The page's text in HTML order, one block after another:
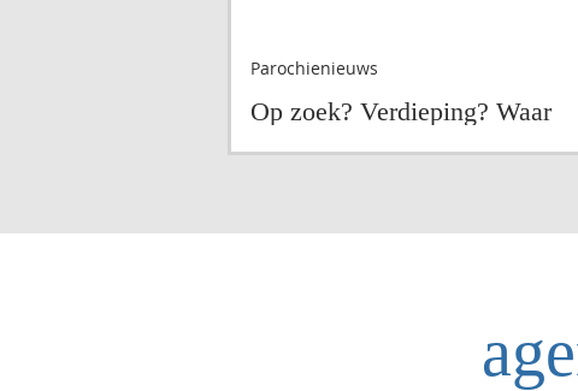
Op zoek? Verdieping? Waar
geloof jij in?
Parochienieuws